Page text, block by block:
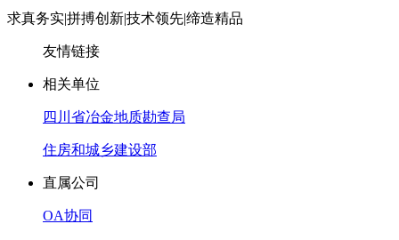
求真务实|拼搏创新|技术领先|缔造精品
友情链接
相关单位
四川省冶金地质勘查局
住房和城乡建设部
直属公司
OA协同